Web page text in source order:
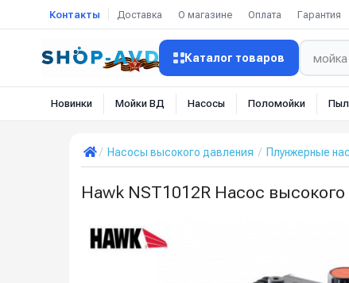
Контакты Доставка О магазине Оплата Гарантия
Каталог товаров
Новинки Мойки ВД Насосы Поломойки
Насосы высокого давления Плунжерные
Hawk NST1012R Насос